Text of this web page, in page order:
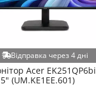
Відправка через 4 дні
Acer EK251QP6bi
(UM.KE1EE.601)